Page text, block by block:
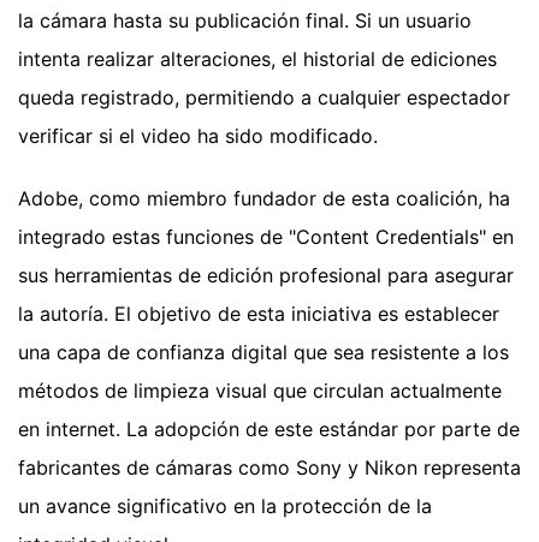
la cámara hasta su publicación final. Si un usuario
intenta realizar alteraciones, el historial de ediciones
queda registrado, permitiendo a cualquier espectador
verificar si el video ha sido modificado.
Adobe, como miembro fundador de esta coalición, ha
integrado estas funciones de "Content Credentials" en
sus herramientas de edición profesional para asegurar
la autoría. El objetivo de esta iniciativa es establecer
una capa de confianza digital que sea resistente a los
métodos de limpieza visual que circulan actualmente
en internet. La adopción de este estándar por parte de
fabricantes de cámaras como Sony y Nikon representa
un avance significativo en la protección de la